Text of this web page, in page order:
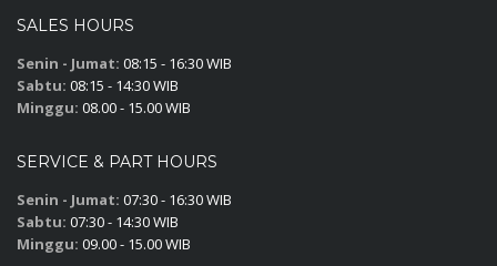
SALES HOURS
Senin - Jumat: 08:15 - 16:30 WIB
Sabtu: 08:15 - 14:30 WIB
Minggu: 08.00 - 15.00 WIB
SERVICE & PART HOURS
Senin - Jumat: 07:30 - 16:30 WIB
Sabtu: 07:30 - 14:30 WIB
Minggu: 09.00 - 15.00 WIB